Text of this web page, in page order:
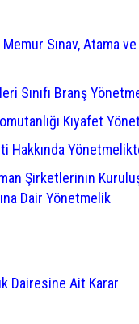
Memur Sınav, Atama
Sınıfı Branş
Kıyafet
Hakkında
Şirketlerinin
Dair Yönetmelik
Dairesine Ait Karar